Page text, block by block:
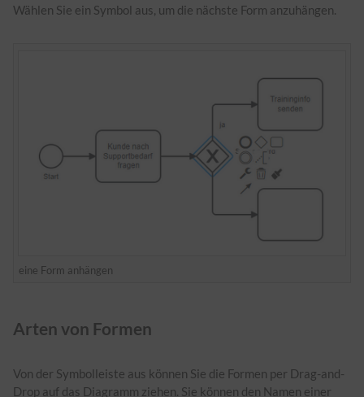
Wählen Sie ein Symbol aus, um die nächste Form anzuhängen.
eine Form anhängen
Arten von Formen
Von der Symbolleiste aus können Sie die Formen per Drag-and-
Drop auf das Diagramm ziehen. Sie können den Namen einer